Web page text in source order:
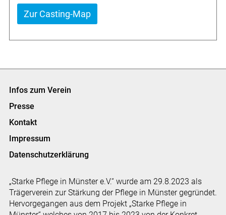
Zur Casting-Map
Infos zum Verein
Presse
Kontakt
Impressum
Datenschutzerklärung
„Starke Pflege in Münster e.V.“ wurde am 29.8.2023 als
Trägerverein zur Stärkung der Pflege in Münster gegründet.
Hervorgegangen aus dem Projekt „Starke Pflege in